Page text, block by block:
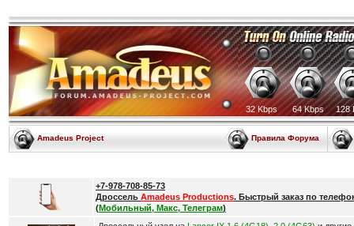
32 Kbps 64 Kbps 128
Amadeus Project Правила Форума
+7-978-708-85-73
Дроссель Amadeus Productions. Быстрый заказ по
(Мобильный, Макс, Телеграм)